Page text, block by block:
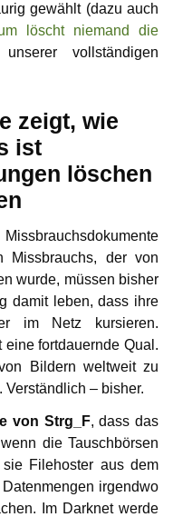
children
symbolism
Questions
help?
gewählt (dazu auch
löscht niemand die
vollständigen
zeigt, wie
ist
löschen
Missbrauchs, der von
wurde, müssen bisher
damit leben, dass ihre
im Netz kursieren.
eine fortdauernde Qual.
Bildern weltweit zu
– bisher.
von Strg_F, dass das
die Tauschbörsen
Filehoster aus dem
irgendwo
Im Darknet werde